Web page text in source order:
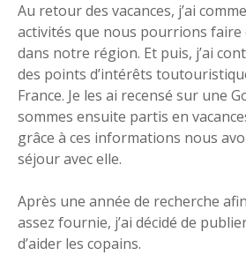
Au retour des vacances, j’ai
activités que nous pourrions faire
dans notre région. Et puis, j’ai
des points d’intérêts
France. Je les ai recensé sur une
sommes ensuite partis en
grâce à ces informations nous
séjour avec elle.
Après une année de recherche
assez fournie, j’ai décidé de
d’aider les copains.